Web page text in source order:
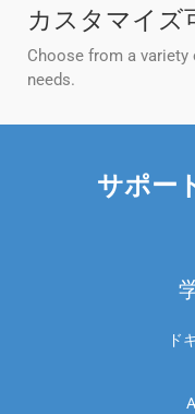
カスタマイズ
Choose from a
needs.
サポー
ド